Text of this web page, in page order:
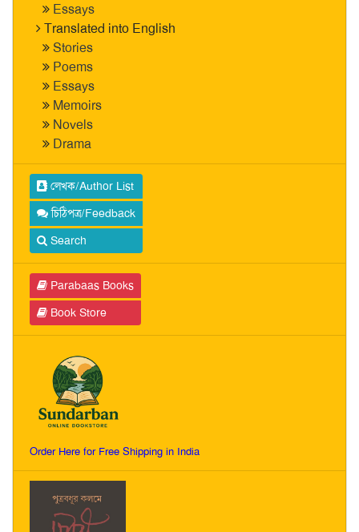
Essays
Translated into English
Stories
Poems
Essays
Memoirs
Novels
Drama
লেখক/Author List
চিঠিপত্র/Feedback
Search
Parabaas Books
Book Store
Order Here for Free Shipping in India